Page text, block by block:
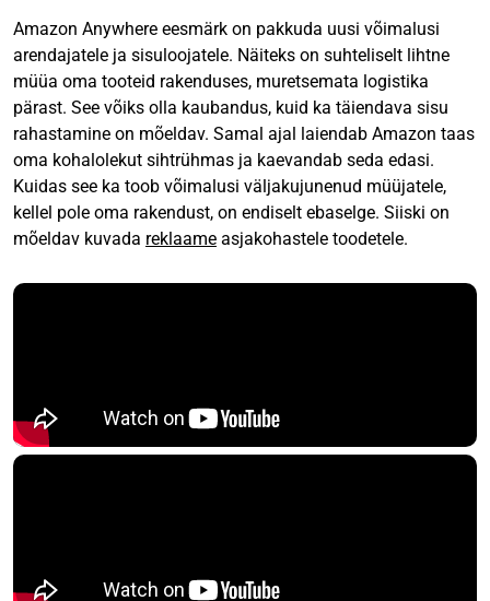
Amazon Anywhere eesmärk on pakkuda uusi võimalusi
arendajatele ja sisuloojatele. Näiteks on suhteliselt lihtne
müüa oma tooteid rakenduses, muretsemata logistika
pärast. See võiks olla kaubandus, kuid ka täiendava sisu
rahastamine on mõeldav. Samal ajal laiendab Amazon taas
oma kohalolekut sihtrühmas ja kaevandab seda edasi.
Kuidas see ka toob võimalusi väljakujunenud müüjatele,
kellel pole oma rakendust, on endiselt ebaselge. Siiski on
mõeldav kuvada reklaame asjakohastele toodetele.